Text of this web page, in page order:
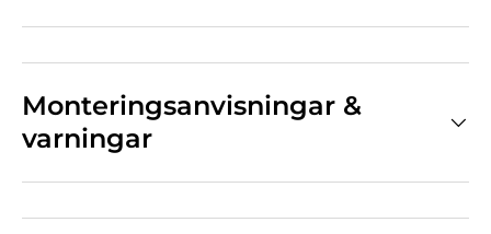
Monteringsanvisningar &
varningar